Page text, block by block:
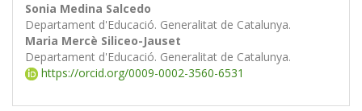
Sonia Medina Salcedo
Departament d'Educació. Generalitat de Catalunya.
Maria Mercè Siliceo-Jauset
Departament d'Educació. Generalitat de Catalunya.
https://orcid.org/0009-0002-3560-6531